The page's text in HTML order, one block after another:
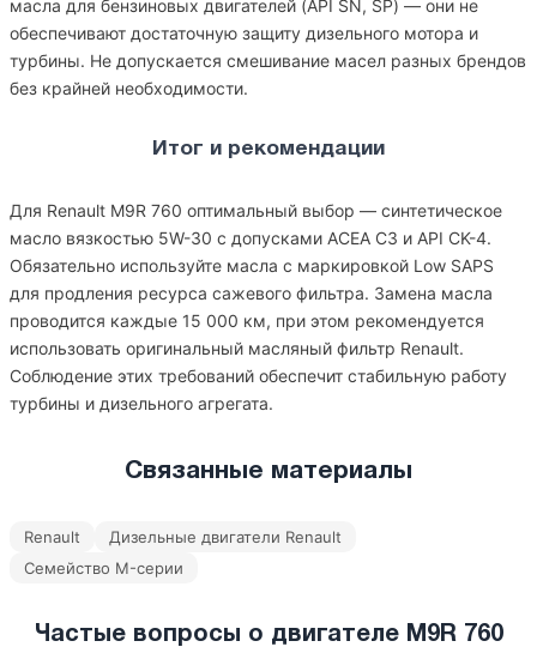
масла для бензиновых двигателей (API SN, SP) — они не
обеспечивают достаточную защиту дизельного мотора и
турбины. Не допускается смешивание масел разных брендов
без крайней необходимости.
Итог и рекомендации
Для Renault M9R 760 оптимальный выбор — синтетическое
масло вязкостью 5W-30 с допусками ACEA C3 и API CK-4.
Обязательно используйте масла с маркировкой Low SAPS
для продления ресурса сажевого фильтра. Замена масла
проводится каждые 15 000 км, при этом рекомендуется
использовать оригинальный масляный фильтр Renault.
Соблюдение этих требований обеспечит стабильную работу
турбины и дизельного агрегата.
Связанные материалы
Renault
Дизельные двигатели Renault
Семейство M-серии
Частые вопросы о двигателе M9R 760